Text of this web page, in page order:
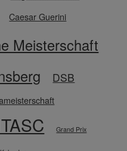
Caesar Guerini
Meisterschaft
DSB
Grand Prix